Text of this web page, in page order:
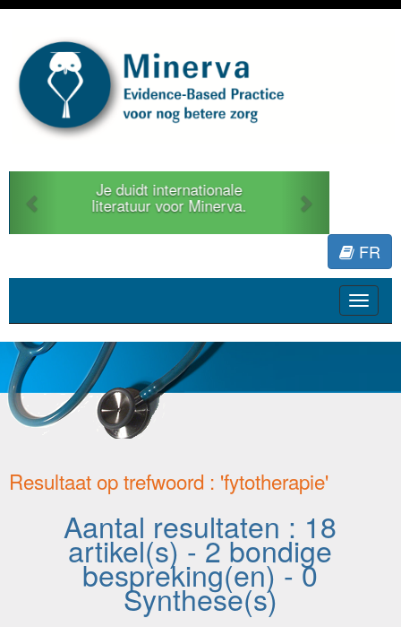
Je duidt internationale
literatuur voor Minerva.
Previous
FR
Toggle
Resultaat op trefwoord : 'fytotherapie'
Aantal resultaten : 18
artikel(s) - 2 bondige
bespreking(en) - 0
Synthese(s)